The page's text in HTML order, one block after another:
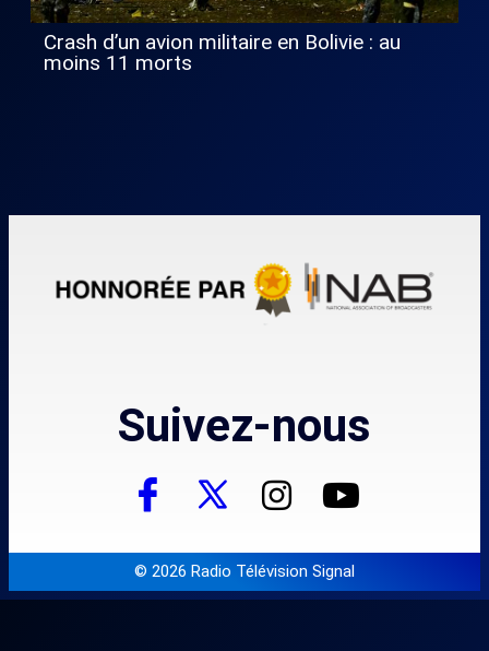
Crash d’un avion militaire en Bolivie : au
moins 11 morts
Suivez-nous
© 2026 Radio Télévision Signal